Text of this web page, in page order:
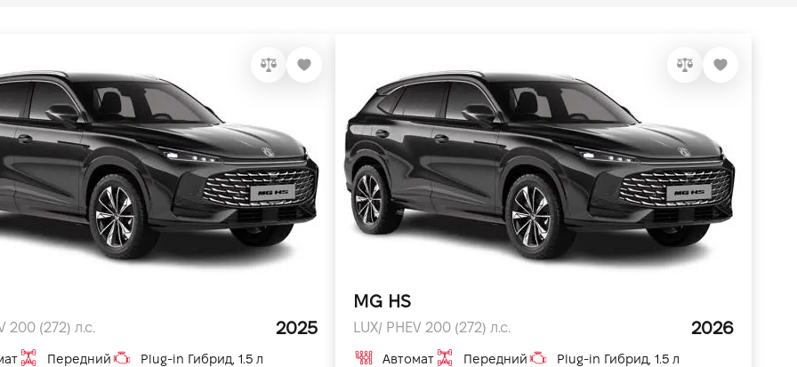
200 (272) л.с. 2025
Передний Plug-in Гибрид, 1.5 л
MG HS
LUX/ PHEV 200 (272) л.с. 2026
Автомат Передний Plug-in Гибрид, 1.5 л